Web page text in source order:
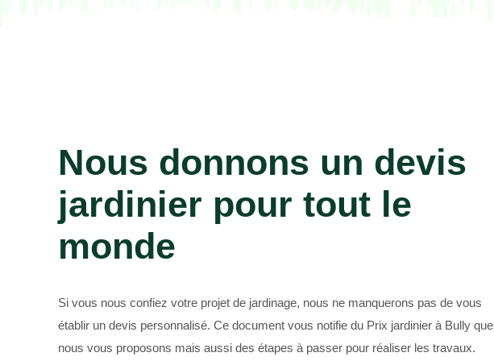
Nous donnons un devis
jardinier pour tout le
monde
Si vous nous confiez votre projet de jardinage, nous ne manquerons pas de vous
établir un devis personnalisé. Ce document vous notifie du Prix jardinier à Bully que
nous vous proposons mais aussi des étapes à passer pour réaliser les travaux.